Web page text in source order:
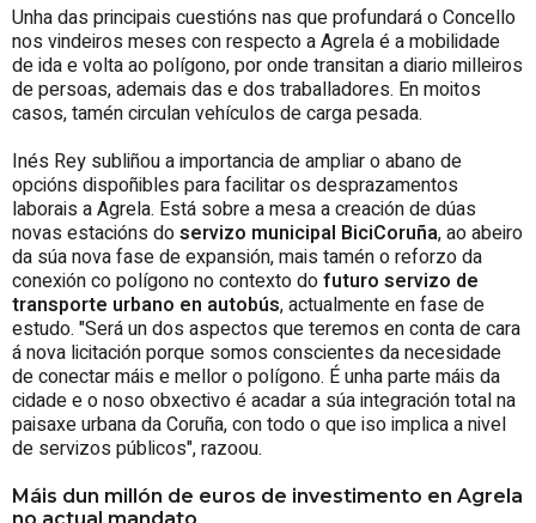
Unha das principais cuestións nas que profundará o Concello
nos vindeiros meses con respecto a Agrela é a mobilidade
de ida e volta ao polígono, por onde transitan a diario milleiros
de persoas, ademais das e dos traballadores. En moitos
casos, tamén circulan vehículos de carga pesada.
Inés Rey subliñou a importancia de ampliar o abano de
opcións dispoñibles para facilitar os desprazamentos
laborais a Agrela. Está sobre a mesa a creación de dúas
novas estacións doservizo municipal BiciCoruña, ao abeiro
da súa nova fase de expansión, mais tamén o reforzo da
conexión co polígono no contexto dofuturo servizo de
transporte urbano en autobús, actualmente en fase de
estudo. "Será un dos aspectos que teremos en conta de cara
á nova licitación porque somos conscientes da necesidade
de conectar máis e mellor o polígono. É unha parte máis da
cidade e o noso obxectivo é acadar a súa integración total na
paisaxe urbana da Coruña, con todo o que iso implica a nivel
de servizos públicos", razoou.
Máis dun millón de euros de investimento en Agrela
no actual mandato